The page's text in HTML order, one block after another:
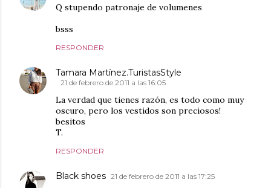
Q stupendo patronaje de volumenes
bsss
RESPONDER
Tamara Martínez.TuristasStyle
21 de febrero de 2011 a las 16:05
La verdad que tienes razón, es todo como muy
oscuro, pero los vestidos son preciosos!
besitos
T.
RESPONDER
Black shoes 21 de febrero de 2011 a las 17:25